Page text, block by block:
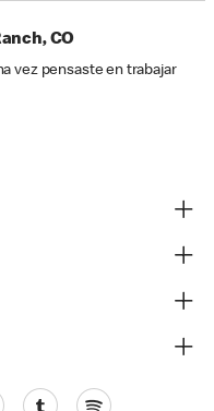
CO
vez pensaste en trabajar